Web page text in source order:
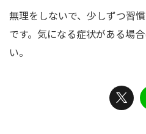
無理をしないで、少しずつ習
です。気になる症状がある場
い。